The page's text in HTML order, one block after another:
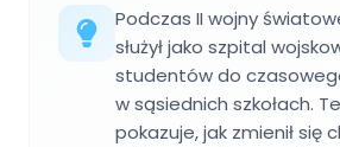
Podczas II wojny
służył jako szpital
studentów do
w sąsiednich szkołach.
pokazuje, jak zmienił się